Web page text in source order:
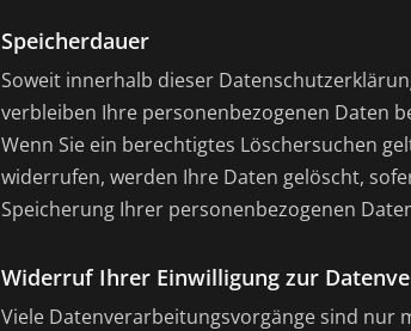
Speicherdauer
Soweit innerhalb dieser
verbleiben Ihre personenbezogenen Daten
Wenn Sie ein berechtigtes Löschersuchen
widerrufen, werden Ihre Daten gelöscht,
Speicherung Ihrer personenbezogenen
Widerruf Ihrer Einwilligung zur
Viele Datenverarbeitungsvorgänge sind nur